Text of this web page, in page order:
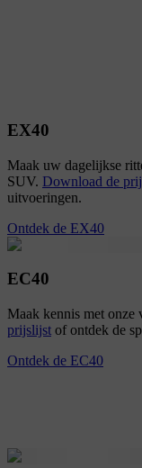
EX40
Maak uw dagelijkse
SUV. Download de
uitvoeringen.
Ontdek de EX40
EC40
Maak kennis met onze
prijslijst of ontdek de
Ontdek de EC40